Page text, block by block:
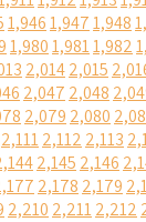
1,9461,9471,948
1,9801,9811,982
2,0142,015
2,047 2,048
2,079 2,080
2,1112,112 2,113
2,145 2,146
2,178 2,179
2,210 2,2112,212